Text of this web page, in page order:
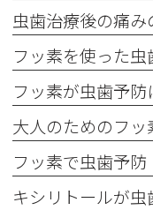
虫歯治療後の痛